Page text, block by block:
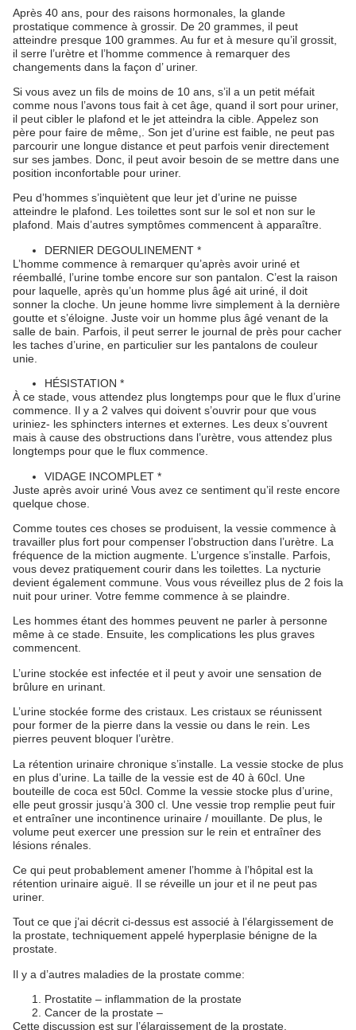
Après 40 ans, pour des raisons hormonales, la glande
prostatique commence à grossir. De 20 grammes, il peut
atteindre presque 100 grammes. Au fur et à mesure qu’il grossit,
il serre l’urètre et l’homme commence à remarquer des
changements dans la façon d’ uriner.
Si vous avez un fils de moins de 10 ans, s’il a un petit méfait
comme nous l’avons tous fait à cet âge, quand il sort pour uriner,
il peut cibler le plafond et le jet atteindra la cible. Appelez son
père pour faire de même,. Son jet d’urine est faible, ne peut pas
parcourir une longue distance et peut parfois venir directement
sur ses jambes. Donc, il peut avoir besoin de se mettre dans une
position inconfortable pour uriner.
Peu d’hommes s’inquiètent que leur jet d’urine ne puisse
atteindre le plafond. Les toilettes sont sur le sol et non sur le
plafond. Mais d’autres symptômes commencent à apparaître.
DERNIER DEGOULINEMENT *
L’homme commence à remarquer qu’après avoir uriné et
réemballé, l’urine tombe encore sur son pantalon. C’est la raison
pour laquelle, après qu’un homme plus âgé ait uriné, il doit
sonner la cloche. Un jeune homme livre simplement à la dernière
goutte et s’éloigne. Juste voir un homme plus âgé venant de la
salle de bain. Parfois, il peut serrer le journal de près pour cacher
les taches d’urine, en particulier sur les pantalons de couleur
unie.
HÉSISTATION *
À ce stade, vous attendez plus longtemps pour que le flux d’urine
commence. Il y a 2 valves qui doivent s’ouvrir pour que vous
uriniez- les sphincters internes et externes. Les deux s’ouvrent
mais à cause des obstructions dans l’urètre, vous attendez plus
longtemps pour que le flux commence.
VIDAGE INCOMPLET *
Juste après avoir uriné Vous avez ce sentiment qu’il reste encore
quelque chose.
Comme toutes ces choses se produisent, la vessie commence à
travailler plus fort pour compenser l’obstruction dans l’urètre. La
fréquence de la miction augmente. L’urgence s’installe. Parfois,
vous devez pratiquement courir dans les toilettes. La nycturie
devient également commune. Vous vous réveillez plus de 2 fois la
nuit pour uriner. Votre femme commence à se plaindre.
Les hommes étant des hommes peuvent ne parler à personne
même à ce stade. Ensuite, les complications les plus graves
commencent.
L’urine stockée est infectée et il peut y avoir une sensation de
brûlure en urinant.
L’urine stockée forme des cristaux. Les cristaux se réunissent
pour former de la pierre dans la vessie ou dans le rein. Les
pierres peuvent bloquer l’urètre.
La rétention urinaire chronique s’installe. La vessie stocke de plus
en plus d’urine. La taille de la vessie est de 40 à 60cl. Une
bouteille de coca est 50cl. Comme la vessie stocke plus d’urine,
elle peut grossir jusqu’à 300 cl. Une vessie trop remplie peut fuir
et entraîner une incontinence urinaire / mouillante. De plus, le
volume peut exercer une pression sur le rein et entraîner des
lésions rénales.
Ce qui peut probablement amener l’homme à l’hôpital est la
rétention urinaire aiguë. Il se réveille un jour et il ne peut pas
uriner.
Tout ce que j’ai décrit ci-dessus est associé à l’élargissement de
la prostate, techniquement appelé hyperplasie bénigne de la
prostate.
Il y a d’autres maladies de la prostate comme:
Prostatite – inflammation de la prostate
Cancer de la prostate –
Cette discussion est sur l’élargissement de la prostate.